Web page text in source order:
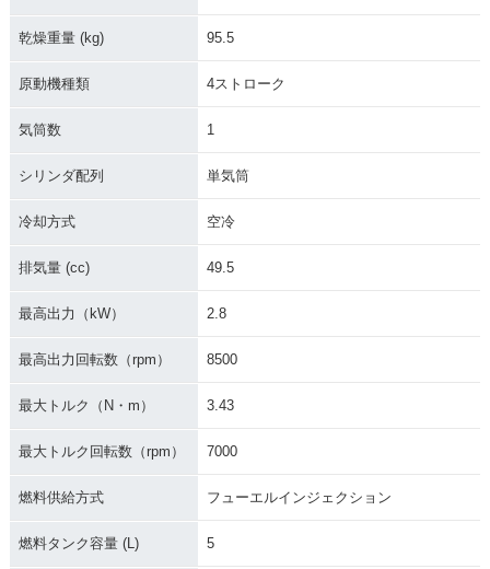
乾燥重量 (kg) 95.5
原動機種類 4ストローク
気筒数 1
シリンダ配列 単気筒
冷却方式 空冷
排気量 (cc) 49.5
最高出力（kW） 2.8
最高出力回転数（rpm） 8500
最大トルク（N・m） 3.43
最大トルク回転数（rpm） 7000
燃料供給方式 フューエルインジェクション
燃料タンク容量 (L) 5